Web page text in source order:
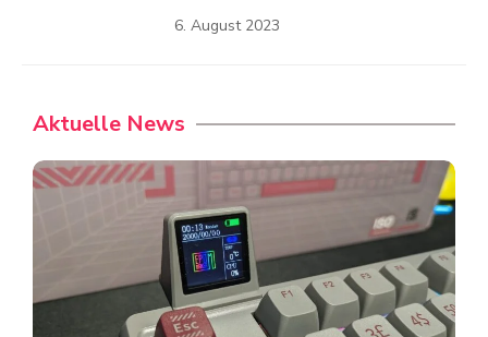
6. August 2023
Aktuelle News